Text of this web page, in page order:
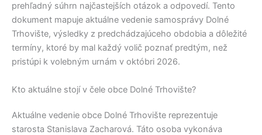
prehľadný súhrn najčastejších otázok a odpovedí. Tento
dokument mapuje aktuálne vedenie samosprávy Dolné
Trhovište, výsledky z predchádzajúceho obdobia a dôležité
termíny, ktoré by mal každý volič poznať predtým, než
pristúpi k volebným urnám v októbri 2026.
Kto aktuálne stojí v čele obce Dolné Trhovište?
Aktuálne vedenie obce Dolné Trhovište reprezentuje
starosta Stanislava Zacharová. Táto osoba vykonáva